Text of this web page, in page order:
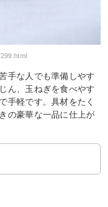
手な人でも準備しやす
ん、玉ねぎを食べやす
手軽です。具材をたく
の豪華な一品に仕上が